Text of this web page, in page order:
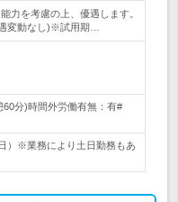
力を考慮の上、優遇します。
変動なし)※試用期…
分)時間外労働有無：有#
）※業務により土日勤務もあ